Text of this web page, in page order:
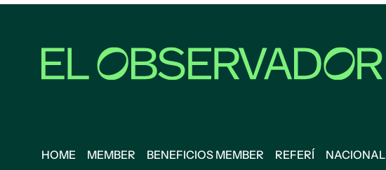
HOME MEMBER BENEFICIOS MEMBER REFERÍ NACIONAL